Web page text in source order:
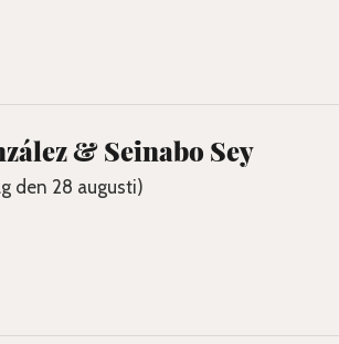
& Seinabo Sey
den 28 augusti)